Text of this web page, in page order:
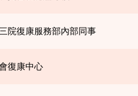
院復康服務部內部同事
復康中心